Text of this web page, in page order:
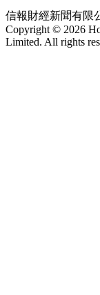
信報財經新聞有限
Copyright © 2026
Limited. All rights